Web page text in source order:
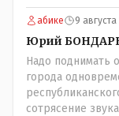
грязная вода,
мигранты и
негде..
абике 9 августа
Юрий
Надо поднимать
города
сотрясение